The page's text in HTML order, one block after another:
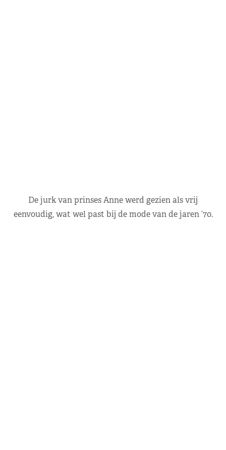
De jurk van prinses Anne werd gezien als vrij
eenvoudig, wat wel past bij de mode van de jaren ’70.